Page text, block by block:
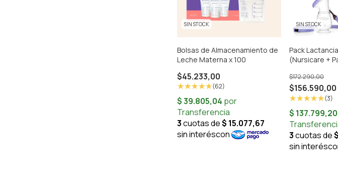
SIN STOCK
Bolsas de Almacenamiento de
Leche Materna x 100
$45.233,00
(62)
SIN STOCK
Pack
(Nursicare +
Bolsitas
$156.590,00
$172.290,00
(3)